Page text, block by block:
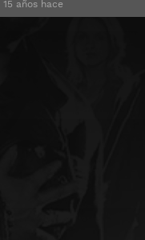
15 años hace